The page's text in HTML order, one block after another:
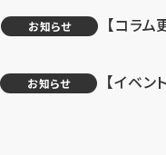
お知らせ 【コラ
お知らせ 【イベ